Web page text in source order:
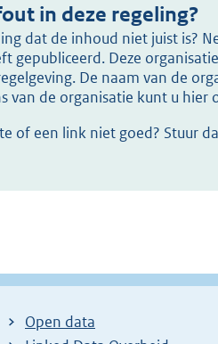
in deze regeling?
dat de inhoud niet juist is?
gepubliceerd. Deze
De naam van de
van de organisatie kunt u hier
of een link niet goed? Stuur
Open data